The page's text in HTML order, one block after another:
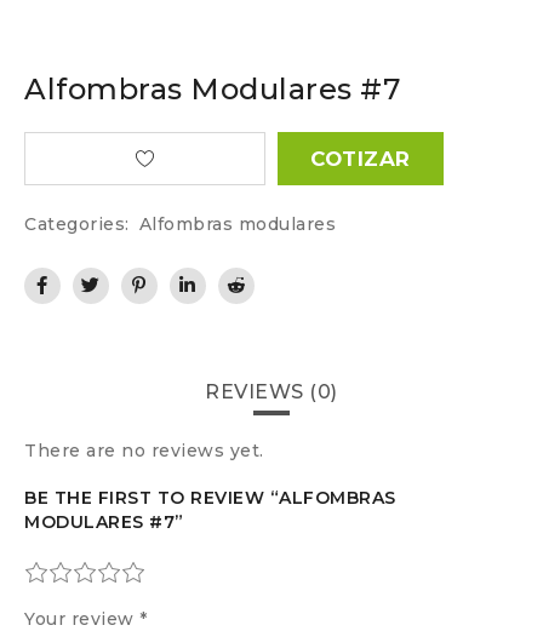
Alfombras Modulares #7
COTIZAR
Categories: Alfombras modulares
REVIEWS (0)
There are no reviews yet.
BE THE FIRST TO REVIEW “ALFOMBRAS
MODULARES #7”
Your review *